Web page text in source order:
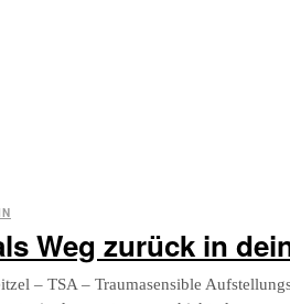
Weg zurück in
– TSA – Traumasensible